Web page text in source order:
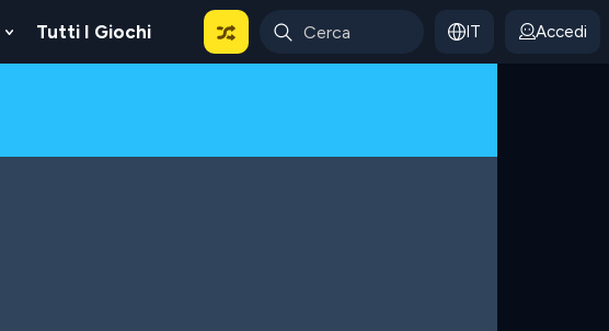
Show
Submenu
Tutti I Giochi IT Accedi